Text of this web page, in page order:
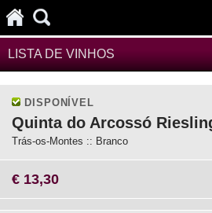
LISTA DE VINHOS
DISPONÍVEL
Quinta do Arcossó
Trás-os-Montes :: Branco
€ 13,30